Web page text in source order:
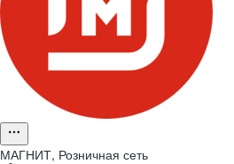
МАГНИТ, Розничная сеть